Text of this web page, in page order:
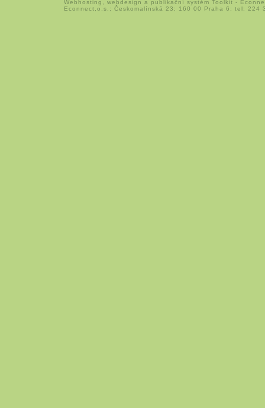
Webhosting webdesign a publikační systém Toolkit -
Econnect,o.s.; Českomalínská 23; 160 00 Praha 6; tel: 224